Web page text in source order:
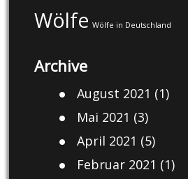
Wölfe Wölfe in Deutschland
Archive
August 2021 (1)
Mai 2021 (3)
April 2021 (5)
Februar 2021 (1)